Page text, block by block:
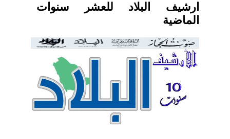
ارشيف البلاد للعشر سنوات
الماضية